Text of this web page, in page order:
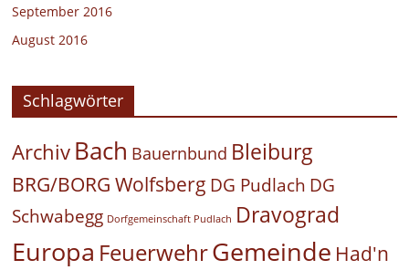
September 2016
August 2016
Schlagwörter
Archiv Bach Bauernbund Bleiburg
BRG/BORG Wolfsberg DG Pudlach DG
Schwabegg Dorfgemeinschaft Pudlach Dravograd
Europa FeuerwehrGemeinde Had'n